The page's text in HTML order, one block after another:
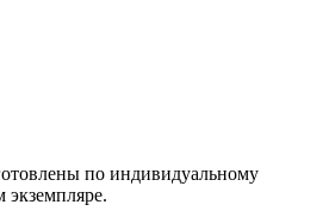
по индивидуальному
экземпляре.